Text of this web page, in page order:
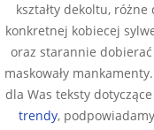
kształty dekoltu,
konkretnej kobiecej
oraz starannie
maskowały
dla Was teksty
trendy,